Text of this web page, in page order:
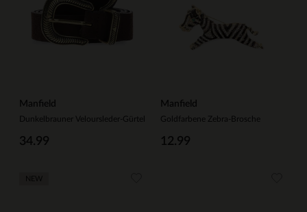
Manfield
Dunkelbrauner Veloursleder-Gürtel
34.99
Manfield
Goldfarbene Zebra-Brosche
12.99